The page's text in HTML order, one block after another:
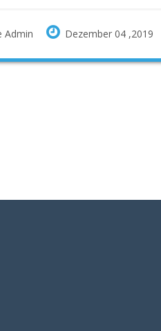
Admin Dezember 04 ,2019